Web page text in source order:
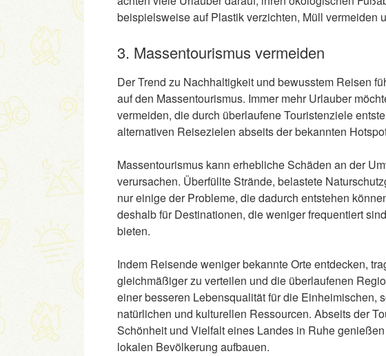
beispielsweise auf Plastik verzichten, Müll vermeiden
3. Massentourismus vermeiden
Der Trend zu Nachhaltigkeit und bewusstem Reisen
auf den Massentourismus. Immer mehr Urlauber
vermeiden, die durch überlaufene Touristenziele
alternativen Reisezielen abseits der bekannten
Massentourismus kann erhebliche Schäden an der
verursachen. Überfüllte Strände, belastete
nur einige der Probleme, die dadurch entstehen
deshalb für Destinationen, die weniger frequentiert
bieten.
Indem Reisende weniger bekannte Orte entdecken,
gleichmäßiger zu verteilen und die überlaufenen
einer besseren Lebensqualität für die Einheimischen,
natürlichen und kulturellen Ressourcen. Abseits der
Schönheit und Vielfalt eines Landes in Ruhe
lokalen Bevölkerung aufbauen.